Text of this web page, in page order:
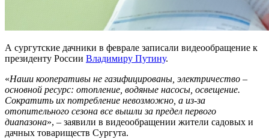
А сургутские дачники в феврале записали видеообращение к
президенту России Владимиру Путину.
«Наши кооперативы не газифицированы, электричество –
основной ресурс: отопление, водяные насосы, освещение.
Сократить их потребление невозможно, а из-за
отопительного сезона все вышли за предел первого
диапазона», – заявили в видеообращении жители садовых и
дачных товариществ Сургута.